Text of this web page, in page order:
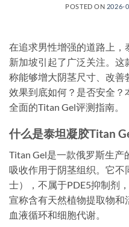
POSTED ON 2026-
在追求男性增强的道路上，
新加坡引起了广泛关注。
称能够增大阴茎尺寸、改
效果到底如何？是否安全
全面的Titan Gel评测指南。
什么是泰坦凝胶Titan
Titan Gel是一款俄罗斯生
吸收作用于阴茎组织。它
士），不属于PDE5抑制剂
宣称含有天然植物提取物
血液循环和细胞代谢。